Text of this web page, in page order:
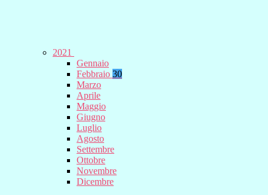
2021
Gennaio
Febbraio 30
Marzo
Aprile
Maggio
Giugno
Luglio
Agosto
Settembre
Ottobre
Novembre
Dicembre